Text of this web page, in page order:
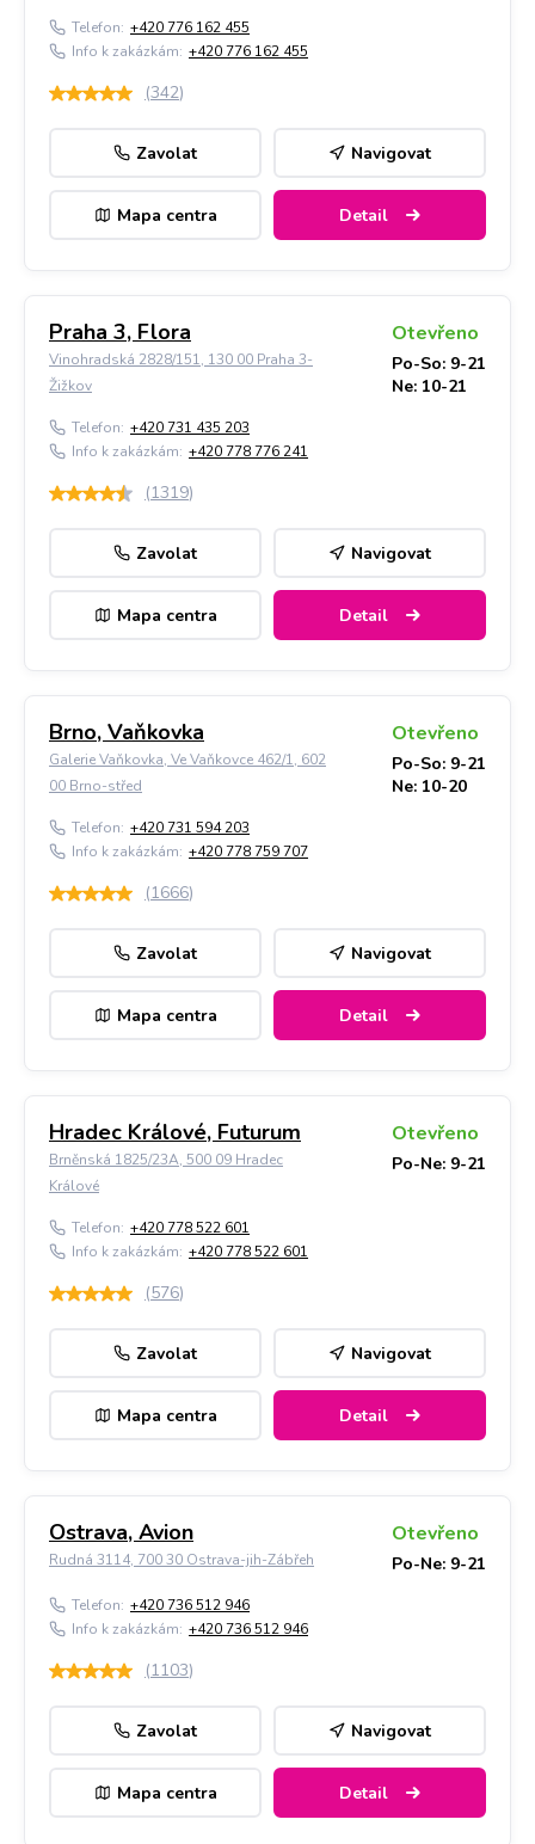
Telefon: +420 776 162 455
Info k zakázkám: +420 776 162 455
(342)
Zavolat Navigovat
Mapa centra Detail
Praha 3, Flora
Vinohradská 2828/151, 130 00 Praha 3-
Žižkov
Otevřeno
Po-So: 9-21
Ne: 10-21
Telefon: +420 731 435 203
Info k zakázkám: +420 778 776 241
(1319)
Zavolat Navigovat
Mapa centra Detail
Brno, Vaňkovka
Galerie Vaňkovka, Ve Vaňkovce 462/1, 602
00 Brno-střed
Otevřeno
Po-So: 9-21
Ne: 10-20
Telefon: +420 731 594 203
Info k zakázkám: +420 778 759 707
(1666)
Zavolat Navigovat
Mapa centra Detail
Hradec Králové, Futurum
Brněnská 1825/23A, 500 09 Hradec
Králové
Otevřeno
Po-Ne: 9-21
Telefon: +420 778 522 601
Info k zakázkám: +420 778 522 601
(576)
Zavolat Navigovat
Mapa centra Detail
Ostrava, Avion
Rudná 3114, 700 30 Ostrava-jih-Zábřeh
Otevřeno
Po-Ne: 9-21
Telefon: +420 736 512 946
Info k zakázkám: +420 736 512 946
(1103)
Zavolat Navigovat
Mapa centra Detail